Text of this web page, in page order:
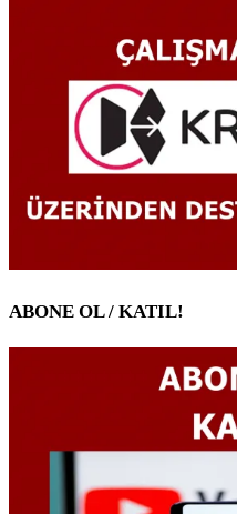
ABONE OL / KATIL!